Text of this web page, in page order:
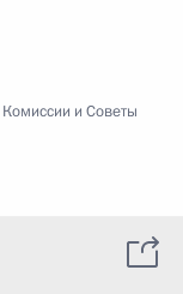
Комиссии и Советы